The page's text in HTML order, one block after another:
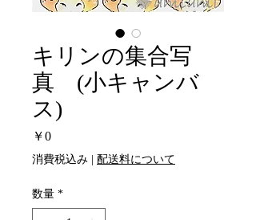
キリンの集合写
真 (小キャンバ
ス)
￥0価
格
消費税込み | 配送料について
数量 *